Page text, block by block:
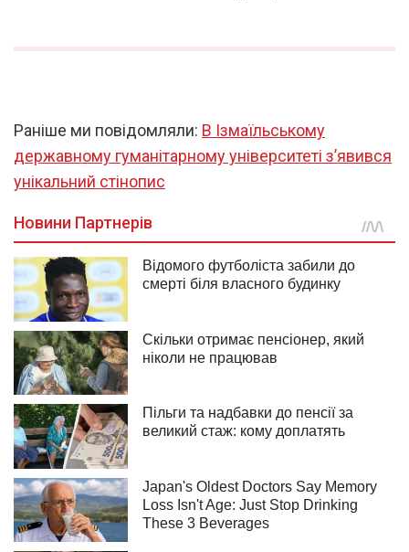
Раніше ми повідомляли: В Ізмаїльському
державному гуманітарному університеті з’явився
унікальний стінопис